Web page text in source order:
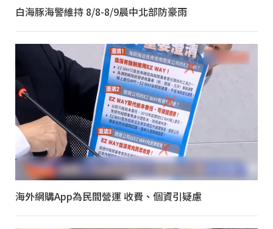
白海豚海警維持 8/8-8/9晨中北部防豪雨
海外網購App為民間營運 收費、個資引疑慮